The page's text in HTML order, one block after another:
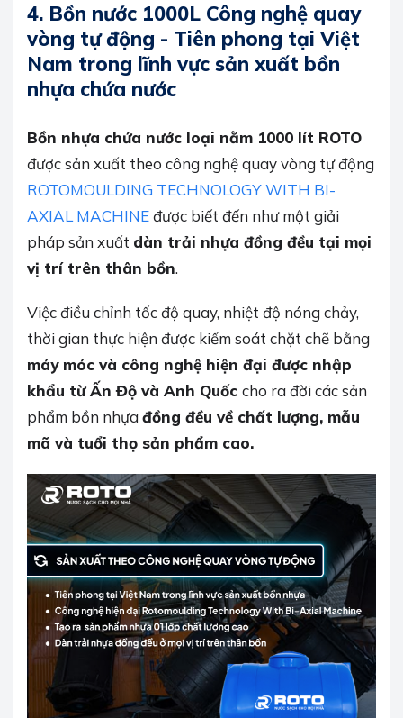
4. Bồn nước 1000L Công nghệ quay
vòng tự động - Tiên phong tại Việt
Nam trong lĩnh vực sản xuất bồn
nhựa chứa nước
Bồn nhựa chứa nước loại nằm 1000 lít ROTO
được sản xuất theo công nghệ quay vòng tự động
ROTOMOULDING TECHNOLOGY WITH BI-
AXIAL MACHINEđược biết đến như một giải
pháp sản xuất dàn trải nhựa đồng đều tại mọi
vị trí trên thân bồn.
Việc điều chỉnh tốc độ quay, nhiệt độ nóng chảy,
thời gian thực hiện được kiểm soát chặt chẽ bằng
máy móc và công nghệ hiện đại được nhập
khẩu từ Ấn Độ và Anh Quốc cho ra đời các sản
phẩm bồn nhựađồng đều về chất lượng, mẫu
mã và tuổi thọ sản phẩm cao.